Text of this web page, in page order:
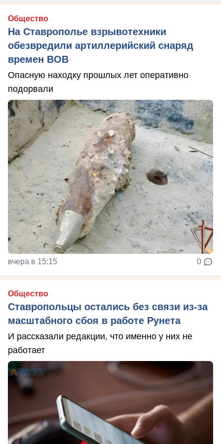
Общество
На Ставрополье взрывотехники
обезвредили артиллерийский снаряд
времен ВОВ
Опасную находку прошлых лет оперативно
подорвали
вчера в 15:15 0
Общество
Ставропольцы остались без связи из-за
масштабного сбоя в работе Рунета
И рассказали редакции, что именно у них не
работает